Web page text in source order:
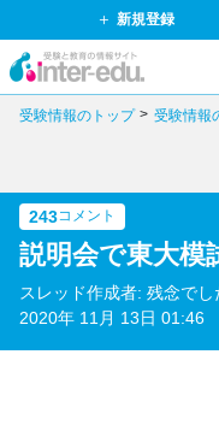
新規登録
受験情報のトップ 受験情報
243コメント
説明会で東大模
スレッド作成者: 残念でし
2020年 11月 13日 01:46